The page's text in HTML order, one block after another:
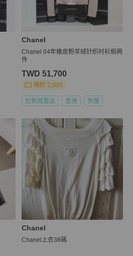
Chanel
Chanel 04年橡皮粉羊绒针织衬衫假两
件
TWD 51,700
現折 2,000
近新閒置品 香港 免運
Chanel
Chanel上衣38碼